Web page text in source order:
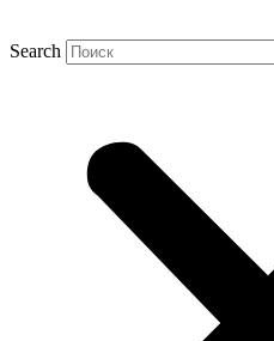
Search